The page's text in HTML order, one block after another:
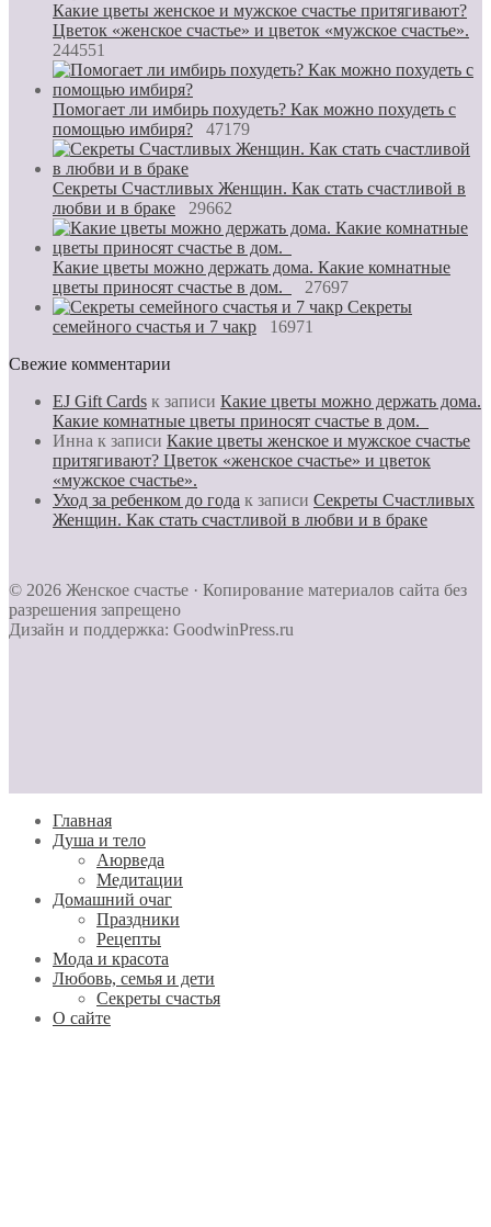
Какие цветы женское и мужское счастье притягивают?
Цветок «женское счастье» и цветок «мужское счастье».
244551
Помогает ли имбирь похудеть? Как можно похудеть с
помощью имбиря?
47179
Секреты Счастливых Женщин. Как стать счастливой в
любви и в браке
29662
Какие цветы можно держать дома. Какие комнатные
цветы приносят счастье в дом.
27697
Секреты
семейного счастья и 7 чакр
16971
Свежие комментарии
EJ Gift Cards к записи Какие цветы можно держать дома.
Какие комнатные цветы приносят счастье в дом.
Инна к записи Какие цветы женское и мужское счастье
притягивают? Цветок «женское счастье» и цветок
«мужское счастье».
Уход за ребенком до года к записи Секреты Счастливых
Женщин. Как стать счастливой в любви и в браке
© 2026 Женское счастье · Копирование материалов сайта без
разрешения запрещено
Дизайн и поддержка: GoodwinPress.ru
Главная
Душа и тело
Aюрведа
Медитации
Домашний очаг
Праздники
Рецепты
Мода и красота
Любовь, семья и дети
Секреты счастья
О сайте